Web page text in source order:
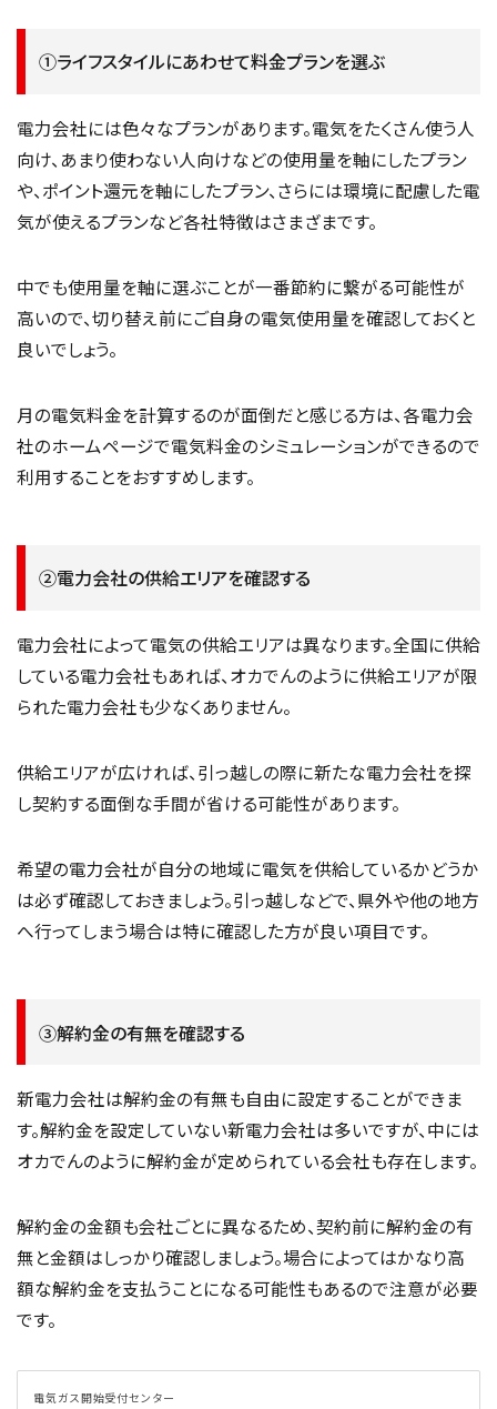
①ライフスタイルにあわせて料金プランを選ぶ
電力会社には色々なプランがあります。電気をたくさん使う人
向け、あまり使わない人向けなどの使用量を軸にしたプラン
や、ポイント還元を軸にしたプラン、さらには環境に配慮した電
気が使えるプランなど各社特徴はさまざまです。
中でも使用量を軸に選ぶことが一番節約に繋がる可能性が
高いので、切り替え前にご自身の電気使用量を確認しておくと
良いでしょう。
月の電気料金を計算するのが面倒だと感じる方は、各電力会
社のホームページで電気料金のシミュレーションができるので
利用することをおすすめします。
②電力会社の供給エリアを確認する
電力会社によって電気の供給エリアは異なります。全国に供給
している電力会社もあれば、オカでんのように供給エリアが限
られた電力会社も少なくありません。
供給エリアが広ければ、引っ越しの際に新たな電力会社を探
し契約する面倒な手間が省ける可能性があります。
希望の電力会社が自分の地域に電気を供給しているかどうか
は必ず確認しておきましょう。引っ越しなどで、県外や他の地方
へ行ってしまう場合は特に確認した方が良い項目です。
③解約金の有無を確認する
新電力会社は解約金の有無も自由に設定することができま
す。解約金を設定していない新電力会社は多いですが、中には
オカでんのように解約金が定められている会社も存在します。
解約金の金額も会社ごとに異なるため、契約前に解約金の有
無と金額はしっかり確認しましょう。場合によってはかなり高
額な解約金を支払うことになる可能性もあるので注意が必要
です。
電気ガス開始受付センター